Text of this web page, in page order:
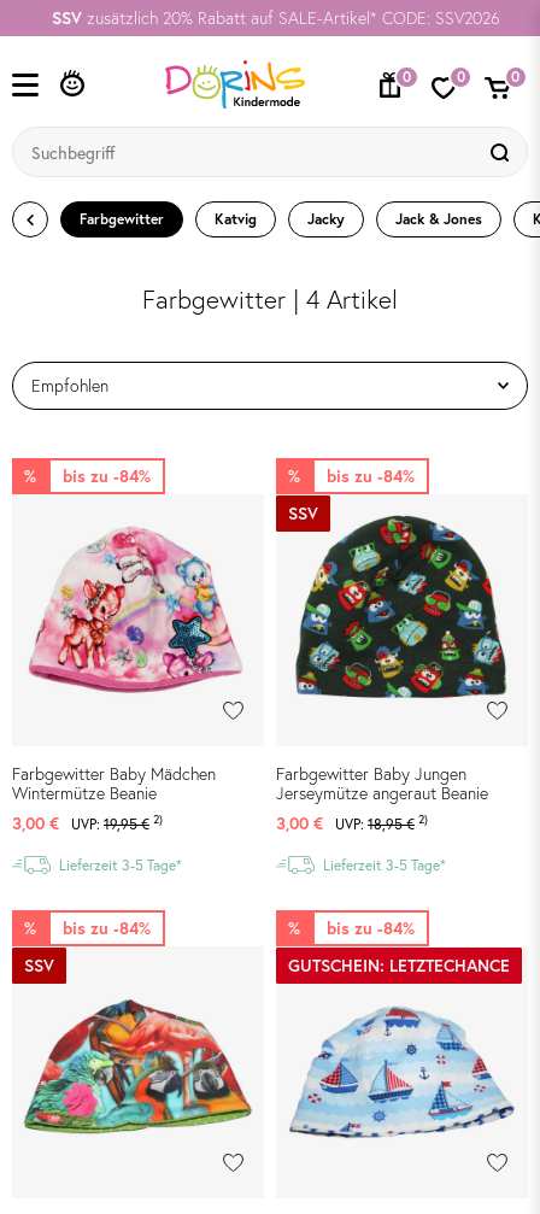
SSV zusätzlich 20% Rabatt auf SALE-Artikel* CODE: SSV2026
0 0 0
Farbgewitter Katvig Jacky Jack & Jones
Farbgewitter | 4 Artikel
bis zu -84%
%
Farbgewitter Baby Mädchen
Wintermütze Beanie
3,00 €
UVP: 19,95 € 2)
Lieferzeit 3-5 Tage*
bis zu -84%
%
SSV
Farbgewitter Baby Jungen
Jerseymütze angeraut Beanie
3,00 €
UVP: 18,95 € 2)
Lieferzeit 3-5 Tage*
bis zu -84%
%
SSV
bis zu -84%
%
GUTSCHEIN: LETZTECHANCE